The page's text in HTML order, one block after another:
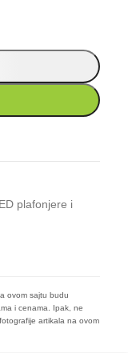
plafonjere i
ovom sajtu budu
i cenama. Ipak, ne
artikala na ovom